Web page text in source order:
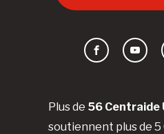
Plus de 56 Centraide
soutiennent plus de
Facebook